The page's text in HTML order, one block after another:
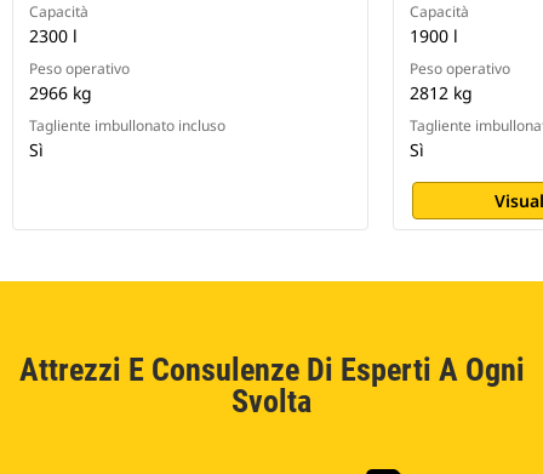
Capacità
2300 l
Peso operativo
2966 kg
Tagliente imbullonato incluso
Sì
Capacità
1900 l
Peso operativo
2812 kg
Tagliente
Sì
Attrezzi E Consulenze Di Esperti A Ogni
Svolta